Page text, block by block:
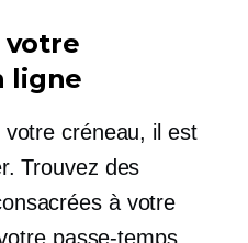
votre
ligne
créneau, il est
Trouvez des
à votre
passe-temps.